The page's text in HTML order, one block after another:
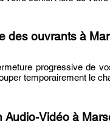
des ouvrants à
progressive de
temporairement le
Audio-Vidéo à